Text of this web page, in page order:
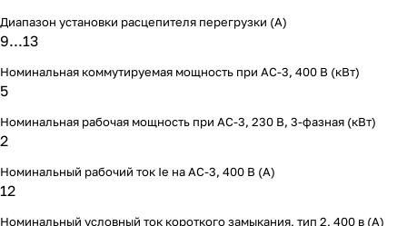
Диапазон установки расцепителя перегрузки (А)
9...13
Номинальная коммутируемая мощность при AC-3, 400 В (кВт)
5
Номинальная рабочая мощность при AC-3, 230 В, 3-фазная (кВт)
2
Номинальный рабочий ток Ie на AC-3, 400 В (А)
12
Номинальный условный ток короткого замыкания, тип 2, 400 в (А)